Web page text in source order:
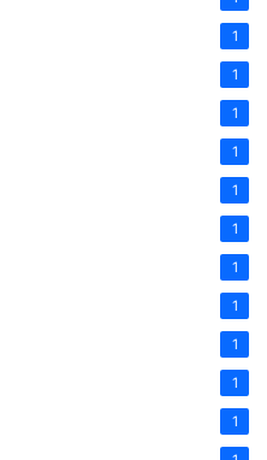
1
1
1
1
1
1
1
1
1
1
1